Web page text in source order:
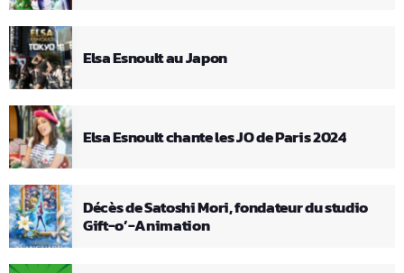
Elsa Esnoult au Japon
Elsa Esnoult chante les JO de Paris 2024
Décès de Satoshi Mori, fondateur du studio
Gift-o’-Animation